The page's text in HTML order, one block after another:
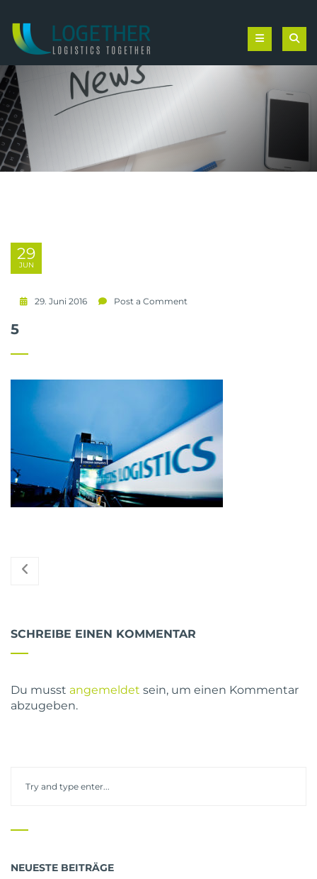
29
JUN
29. Juni 2016 Post a Comment
5
SCHREIBE EINEN KOMMENTAR
Du musst angemeldet sein, um einen Kommentar
abzugeben.
NEUESTE BEITRÄGE